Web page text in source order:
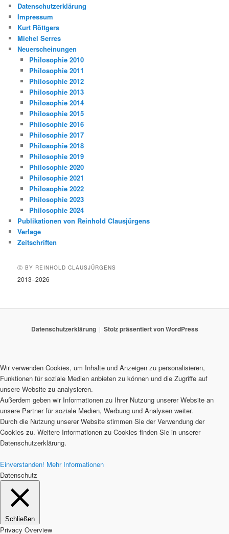
Datenschutzerklärung
Impressum
Kurt Röttgers
Michel Serres
Neuerscheinungen
Philosophie 2010
Philosophie 2011
Philosophie 2012
Philosophie 2013
Philosophie 2014
Philosophie 2015
Philosophie 2016
Philosophie 2017
Philosophie 2018
Philosophie 2019
Philosophie 2020
Philosophie 2021
Philosophie 2022
Philosophie 2023
Philosophie 2024
Publikationen von Reinhold Clausjürgens
Verlage
Zeitschriften
Ⓒ BY REINHOLD CLAUSJÜRGENS
2013–2026
Datenschutzerklärung Stolz präsentiert von WordPress
Wir verwenden Cookies, um Inhalte und Anzeigen zu personalisieren,
Funktionen für soziale Medien anbieten zu können und die Zugriffe auf
unsere Website zu analysieren.
Außerdem geben wir Informationen zu Ihrer Nutzung unserer Website an
unsere Partner für soziale Medien, Werbung und Analysen weiter.
Durch die Nutzung unserer Website stimmen Sie der Verwendung der
Cookies zu. Weitere Informationen zu Cookies finden Sie in unserer
Datenschutzerklärung.
Einverstanden! Mehr Informationen
Datenschutz
Schließen
Privacy Overview